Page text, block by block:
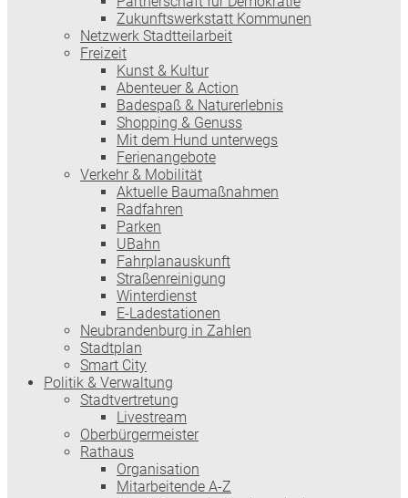
Zukunftswerkstatt Kommunen
Netzwerk Stadtteilarbeit
Freizeit
Kunst & Kultur
Abenteuer & Action
Badespaß & Naturerlebnis
Shopping & Genuss
Mit dem Hund unterwegs
Ferienangebote
Verkehr & Mobilität
Aktuelle Baumaßnahmen
Radfahren
Parken
UBahn
Fahrplanauskunft
Straßenreinigung
Winterdienst
E-Ladestationen
Neubrandenburg in Zahlen
Stadtplan
Smart City
Politik & Verwaltung
Stadtvertretung
Livestream
Oberbürgermeister
Rathaus
Organisation
Mitarbeitende A-Z